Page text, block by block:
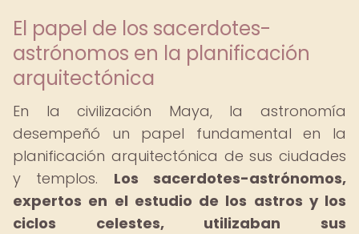
El papel de los sacerdotes-
astrónomos en la planificación
arquitectónica
En la civilización Maya, la astronomía
desempeñó un papel fundamental en la
planificación arquitectónica de sus ciudades
y templos. Los sacerdotes-astrónomos,
expertos en el estudio de los astros y los
ciclos celestes, utilizaban sus